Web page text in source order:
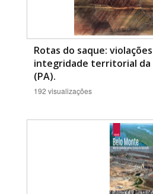
Rotas do saque:
integridade territorial da
(PA).
192 visualizações